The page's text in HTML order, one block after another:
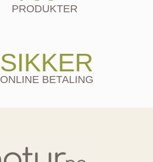
PRODUKTER
SIKKER
ONLINE BETALING